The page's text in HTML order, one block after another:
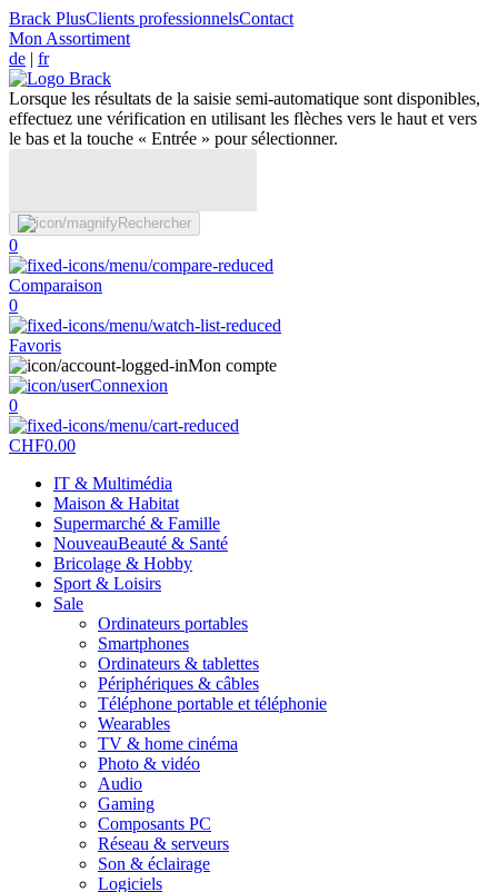
Brack PlusClients professionnelsContact
Mon Assortiment
de | fr
Lorsque les résultats de la saisie semi-automatique sont disponibles,
effectuez une vérification en utilisant les flèches vers le haut et vers
le bas et la touche « Entrée » pour sélectionner.
Rechercher
0
Comparaison
0
Favoris
Mon compte
Connexion
0
CHF0.00
IT & Multimédia
Maison & Habitat
Supermarché & Famille
NouveauBeauté & Santé
Bricolage & Hobby
Sport & Loisirs
Sale
Ordinateurs portables
Smartphones
Ordinateurs & tablettes
Périphériques & câbles
Téléphone portable et téléphonie
Wearables
TV & home cinéma
Photo & vidéo
Audio
Gaming
Composants PC
Réseau & serveurs
Son & éclairage
Logiciels